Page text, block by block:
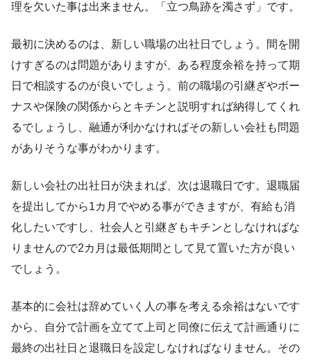
理を欠いた事は出来ません。「立つ鳥跡を濁さず」です。
最初に決めるのは、新しい職場の出社日でしょう。間を開
けすぎるのは問題がありますが、ある程度余裕を持って期
日で相談するのが良いでしょう。前の職場の引継ぎやボー
ナスや保険の関係からとキチンと説明すれば納得してくれ
るでしょうし、融通が利かなければその新しい会社も問題
がありそうな事がわかります。
新しい会社の出社日が決まれば、次は退職日です。退職届
を提出してから1カ月でやめる事ができますが、有給も消
化したいですし、社会人と引継ぎもキチンとしなければな
りませんので2カ月は最低期間として見て置いた方が良い
でしょう。
基本的に会社は辞めていく人の事を考える余裕はないです
から、自分で計画を立てて上司と同僚に伝えて計画通りに
最終の出社日と退職日を設定しなければなりません。その